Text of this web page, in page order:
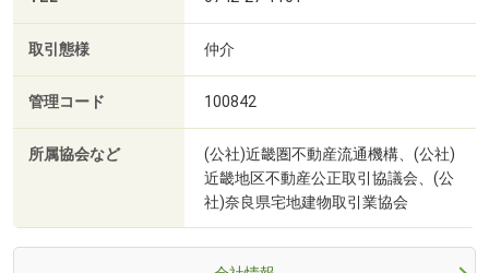
取引態様 仲介
管理コード 100842
所属協会など
(公社)近畿圏不動産流通機構、(公社)
近畿地区不動産公正取引協議会、(公
社)奈良県宅地建物取引業協会